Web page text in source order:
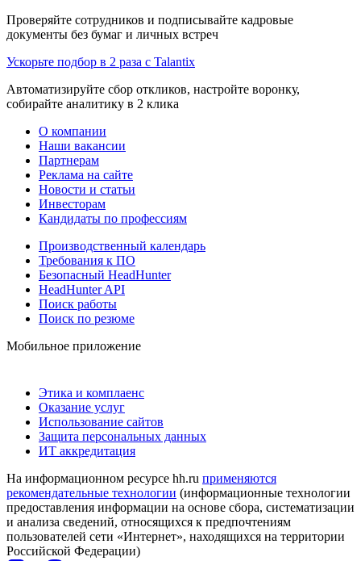
Проверяйте сотрудников и подписывайте кадровые
документы без бумаг и личных встреч
Ускорьте подбор в 2 раза с Talantix
Автоматизируйте сбор откликов, настройте воронку,
собирайте аналитику в 2 клика
О компании
Наши вакансии
Партнерам
Реклама на сайте
Новости и статьи
Инвесторам
Кандидаты по профессиям
Производственный календарь
Требования к ПО
Безопасный HeadHunter
HeadHunter API
Поиск работы
Поиск по резюме
Мобильное приложение
Этика и комплаенс
Оказание услуг
Использование сайтов
Защита персональных данных
ИТ аккредитация
На информационном ресурсе hh.ru применяются
рекомендательные технологии (информационные технологии
предоставления информации на основе сбора, систематизации
и анализа сведений, относящихся к предпочтениям
пользователей сети «Интернет», находящихся на территории
Российской Федерации)